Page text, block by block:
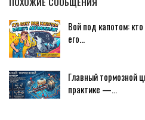
Вой под капотом:
его…
Главный тормозной
практике —…